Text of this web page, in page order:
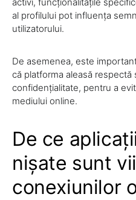
al profilului pot influența
utilizatorului.
De asemenea, este
că platforma aleasă
confidențialitate, pentru a
mediului online.
De ce
nișate sunt
conexiunilor